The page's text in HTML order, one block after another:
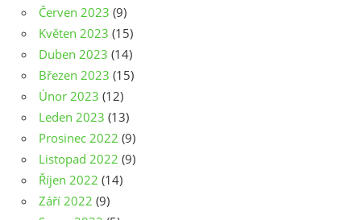
Červen 2023 (9)
Květen 2023 (15)
Duben 2023 (14)
Březen 2023 (15)
Únor 2023 (12)
Leden 2023 (13)
Prosinec 2022 (9)
Listopad 2022 (9)
Říjen 2022 (14)
Září 2022 (9)